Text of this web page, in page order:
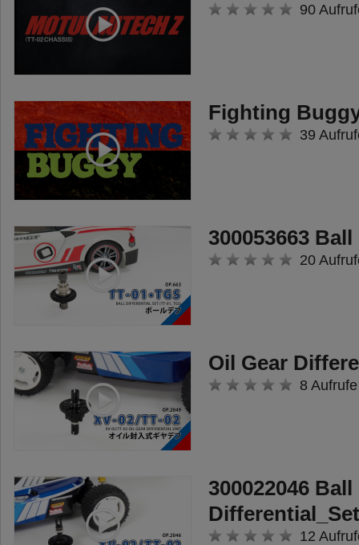
90
Fighting
39
300053663
20
Oil Gear
8 Aufrufe
300022046 Ball
Differential_Set
12